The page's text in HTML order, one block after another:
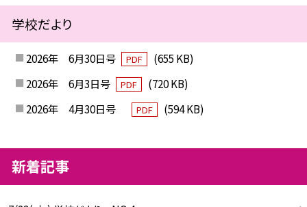
学校だより
2026年 6月30日号 PDF
(655 KB)
2026年 6月3日号
PDF
(720 KB)
2026年 4月30日号
PDF (594 KB)
新着記事